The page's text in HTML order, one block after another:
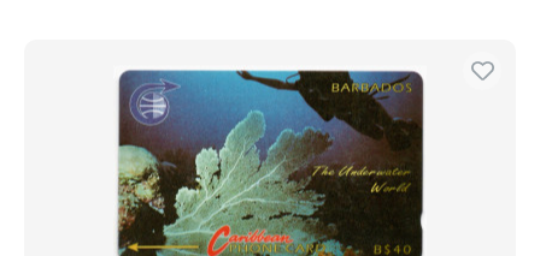
Übernehmen